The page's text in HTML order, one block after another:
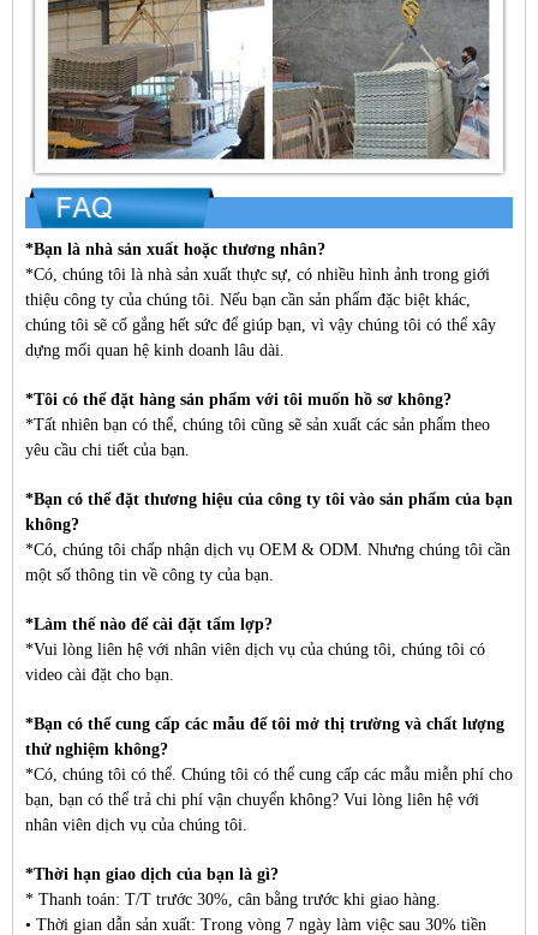
*Bạn là nhà sản xuất hoặc thương nhân?
*Có, chúng tôi là nhà sản xuất thực sự, có nhiều hình ảnh trong giới
thiệu công ty của chúng tôi. Nếu bạn cần sản phẩm đặc biệt khác,
chúng tôi sẽ cố gắng hết sức để giúp bạn, vì vậy chúng tôi có thể xây
dựng mối quan hệ kinh doanh lâu dài.
*Tôi có thể đặt hàng sản phẩm với tôi muốn hồ sơ không?
*Tất nhiên bạn có thể, chúng tôi cũng sẽ sản xuất các sản phẩm theo
yêu cầu chi tiết của bạn.
*Bạn có thể đặt thương hiệu của công ty tôi vào sản phẩm của bạn
không?
*Có, chúng tôi chấp nhận dịch vụ OEM & ODM. Nhưng chúng tôi cần
một số thông tin về công ty của bạn.
*Làm thế nào để cài đặt tấm lợp?
*Vui lòng liên hệ với nhân viên dịch vụ của chúng tôi, chúng tôi có
video cài đặt cho bạn.
*Bạn có thể cung cấp các mẫu để tôi mở thị trường và chất lượng
thử nghiệm không?
*Có, chúng tôi có thể. Chúng tôi có thể cung cấp các mẫu miễn phí cho
bạn, bạn có thể trả chi phí vận chuyển không? Vui lòng liên hệ với
nhân viên dịch vụ của chúng tôi.
*Thời hạn giao dịch của bạn là gì?
* Thanh toán: T/T trước 30%, cân bằng trước khi giao hàng.
• Thời gian dẫn sản xuất: Trong vòng 7 ngày làm việc sau 30% tiền